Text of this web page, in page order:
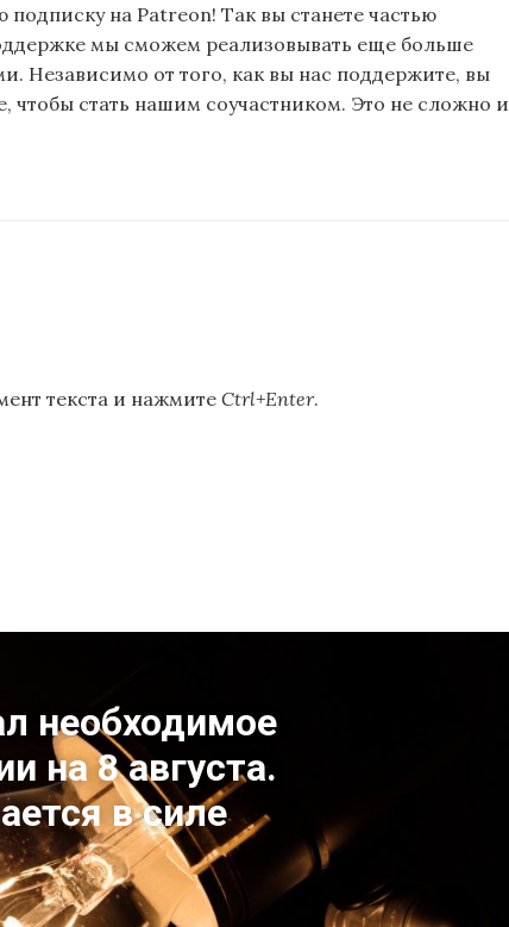
на Patreon! Так вы станете частью
мы сможем реализовывать еще больше
Независимо от того, как вы нас поддержите, вы
чтобы стать нашим соучастником. Это не сложно и
текста и нажмите Ctrl+Enter.
необходимое
на 8 августа.
в силе